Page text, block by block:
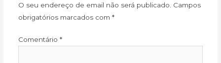
O seu endereço de email não será publicado. Campos
obrigatórios marcados com *
Comentário *